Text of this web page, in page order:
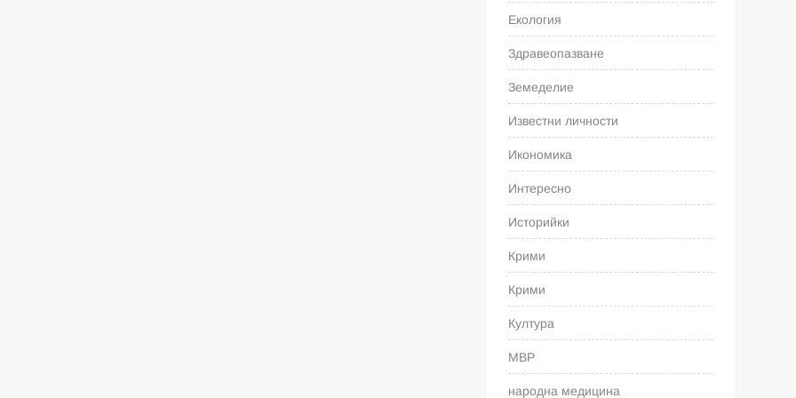
Екология
Здравеопазване
Земеделие
Известни личности
Икономика
Интересно
Историйки
Крими
Крими
Култура
МВР
народна медицина